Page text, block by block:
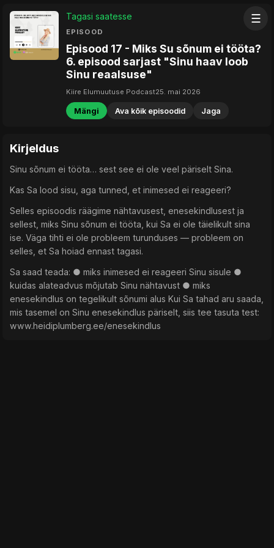
☰
Tagasi saatesse
EPISOOD
Episood 17 - Miks Su sõnum ei tööta?
6. episood sarjast "Sinu haav loob
Sinu reaalsuse"
Kiire Elumuutuse Podcast25. mai 2026
Mängi Ava kõik episoodid Jaga
Kirjeldus
Sinu sõnum ei tööta… sest see ei ole veel päriselt Sina.
Kas Sa lood sisu, aga tunned, et inimesed ei reageeri?
Selles episoodis räägime nähtavusest, enesekindlusest ja
sellest, miks Sinu sõnum ei tööta, kui Sa ei ole täielikult sina
ise. Väga tihti ei ole probleem turunduses — probleem on
selles, et Sa hoiad ennast tagasi.
Sa saad teada: ● miks inimesed ei reageeri Sinu sisule ●
kuidas alateadvus mõjutab Sinu nähtavust ● miks
enesekindlus on tegelikult sõnumi alus Kui Sa tahad aru saada,
mis tasemel on Sinu enesekindlus päriselt, siis tee tasuta test:
www.heidiplumberg.ee/enesekindlus